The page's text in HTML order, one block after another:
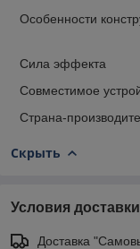
Особенности
Сила эффекта
Совместимое
Страна-
Скрыть
Условия доставки
Доставка